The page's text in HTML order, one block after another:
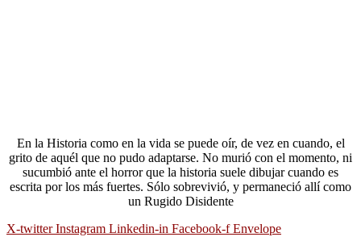
En la Historia como en la vida se puede oír, de vez en cuando, el
grito de aquél que no pudo adaptarse. No murió con el momento, ni
sucumbió ante el horror que la historia suele dibujar cuando es
escrita por los más fuertes. Sólo sobrevivió, y permaneció allí como
un Rugido Disidente
X-twitter Instagram Linkedin-in Facebook-f Envelope